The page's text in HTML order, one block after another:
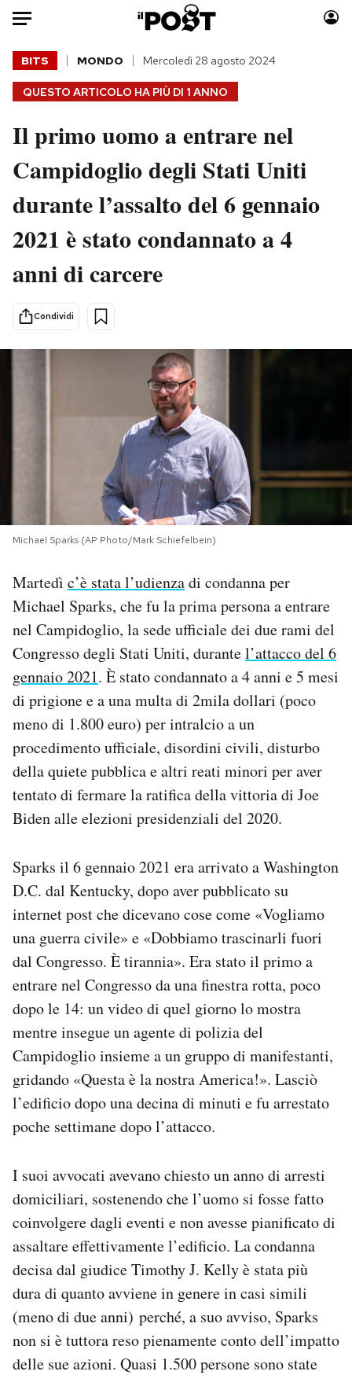
Auto
HOME
Italia
Politica
Tecnologia
Scienza
Cultura
Sport
Moda
Consumismi
Storie/Idee
Ok Boomer!
Media
I MIEI PREFERITI
SHOP
CALENDARIO
AREA PERSONALE
Area Personale
Newsletter
Notifiche mobile
Hai bisogno di aiuto?
Esci
QUESTO ARTICOLO HA PIÙ DI 1 ANNO
BITS MONDO Mercoledì 28 agosto 2024
Il primo uomo a entrare nel
Campidoglio degli Stati Uniti
durante l’assalto del 6 gennaio
2021 è stato condannato a 4
anni di carcere
Condividi
Michael Sparks (AP Photo/Mark Schiefelbein)
Martedì c’è stata l’udienzadi condanna per
Michael Sparks, che fu la prima persona a entrare
nel Campidoglio, la sede ufficiale dei due rami del
Congresso degli Stati Uniti, durantel’attacco del 6
gennaio 2021. È stato condannato a 4 anni e 5 mesi
di prigione e a una multa di 2mila dollari (poco
meno di 1.800 euro) per intralcio a un
procedimento ufficiale, disordini civili, disturbo
della quiete pubblica e altri reati minori per aver
tentato di fermare la ratifica della vittoria di Joe
Biden alle elezioni presidenziali del 2020.
Sparks il 6 gennaio 2021 era arrivato a Washington
D.C. dal Kentucky, dopo aver pubblicato su
internet post che dicevano cose come «Vogliamo
una guerra civile» e «Dobbiamo trascinarli fuori
dal Congresso. È tirannia». Era stato il primo a
entrare nel Congresso da una finestra rotta, poco
dopo le 14: un video di quel giorno lo mostra
mentre insegue un agente di polizia del
Campidoglio insieme a un gruppo di manifestanti,
gridando «Questa è la nostra America!». Lasciò
l’edificio dopo una decina di minuti e fu arrestato
poche settimane dopo l’attacco.
I suoi avvocati avevano chiesto un anno di arresti
domiciliari, sostenendo che l’uomo si fosse fatto
coinvolgere dagli eventi e non avesse pianificato di
assaltare effettivamente l’edificio. La condanna
decisa dal giudice Timothy J. Kelly è stata più
dura di quanto avviene in genere in casi simili
(meno di due anni) perché, a suo avviso, Sparks
non si è tuttora reso pienamente conto dell’impatto
delle sue azioni. Quasi 1.500 persone sono state